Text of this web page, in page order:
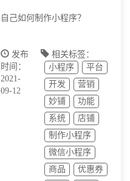
自己如何制作小程序？
发布
时间：
2021-
09-12
相关标签：
小程序
平台
开发
营销
妙铺
功能
系统
店铺
制作小程序
微信小程序
商品
优惠券